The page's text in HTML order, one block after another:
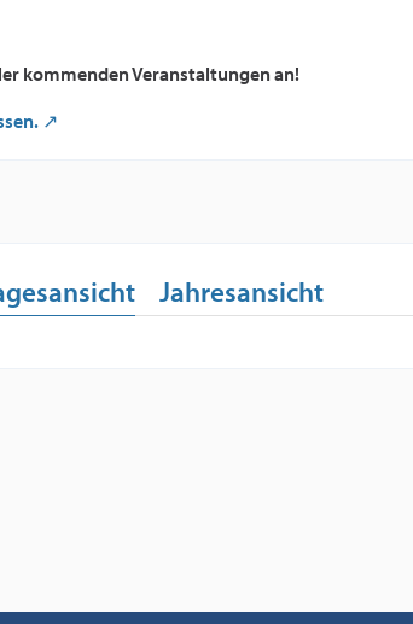
kommenden Veranstaltungen an!
Jahresansicht